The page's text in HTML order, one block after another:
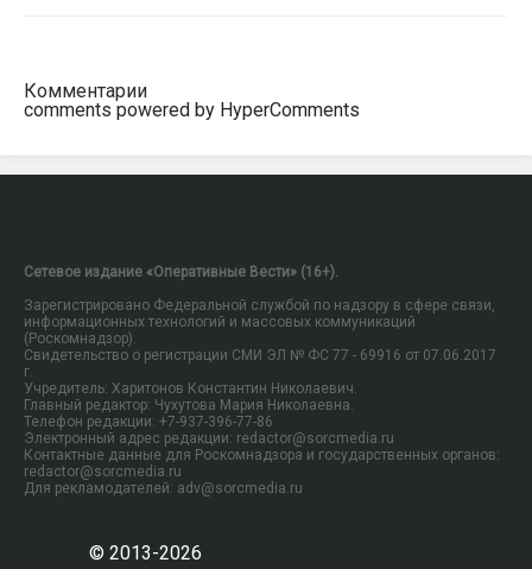
Комментарии
comments powered by HyperComments
Сетевое издание «Оперативные Вести» (16+).
Зарегистрировано Федеральной службой по надзору в сфере связи,
информационных технологий и массовых коммуникаций
(Роскомнадзор).
Свидетельство о регистрации СМИ ЭЛ № ФС 77 - 69916 от 07.06.2017
г.
Учредитель: Харитонов Константин Николаевич.
Главный редактор: Чухутова Мария Николаевна.
Телефон редакции: +7-937-396-77-86
Электронный адрес редакции: redactor@sorcmedia.ru
Контактные данные для Роскомнадзора и государственных органов:
redactor@sorcmedia.ru
Для рекламодателей: adv@sorcmedia.ru
© 2013-2026